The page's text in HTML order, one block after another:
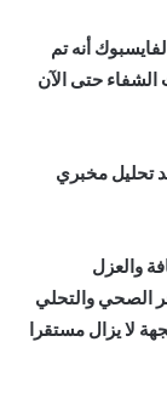
أنه تم
حتى الآن
تحليل مخبري
والعزل
الصحي والتحلي
لا يزال مستقرا